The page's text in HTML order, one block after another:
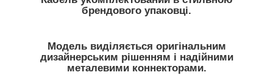
брендового упаковці.
Модель виділяється оригінальним
дизайнерським рішенням і надійними
металевими коннекторами.